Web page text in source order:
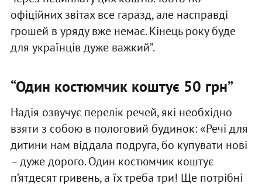
офіційних звітах все гаразд, але насправді
грошей в уряду вже немає. Кінець року буде
для українців дуже важкий”.
“Один костюмчик коштує 50 грн”
Надія озвучує перелік речей, які необхідно
взяти з собою в пологовий будинок: «Речі для
дитини нам віддала подруга, бо купувати нові
– дуже дорого. Один костюмчик коштує
п’ятдесят гривень, а їх треба три! Ще потрібні